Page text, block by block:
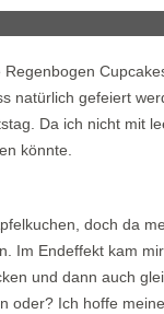
natürlich gefeiert
Da ich nicht mit
könnte.
doch da
Im Endeffekt kam
und dann auch
oder? Ich hoffe